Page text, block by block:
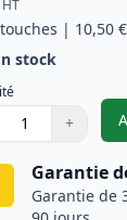
HT
| 10,50 €
stock
les boutons
+
Garantie
Garantie de